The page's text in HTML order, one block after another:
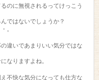
のに無視されるってけっこう
ではないでしょうか？
。
違いであまりいい気分ではな
なりますよね。
不快な気分になっても仕方な